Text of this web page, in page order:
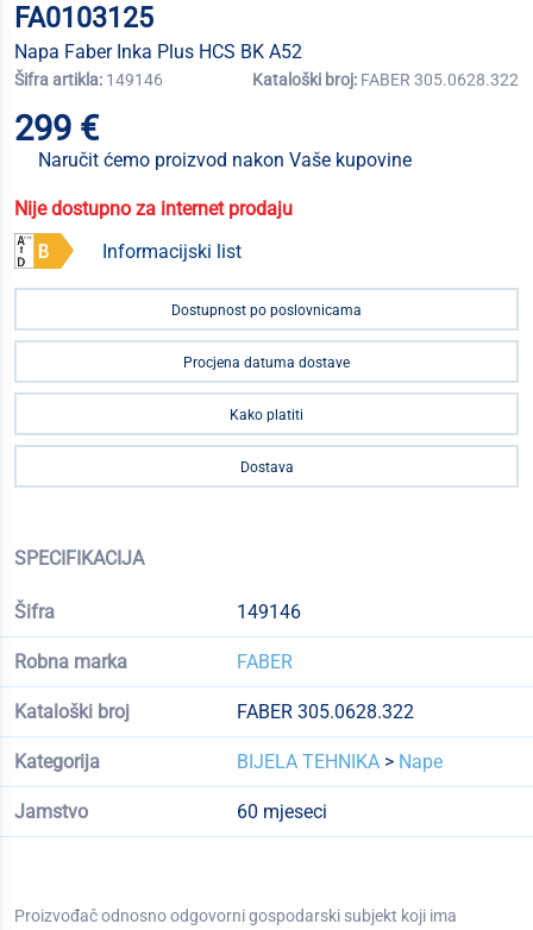
FA0103125
Napa Faber Inka Plus HCS BK A52
Šifra artikla: 149146 Kataloški broj: FABER 305.0628.322
299 €
Naručit ćemo proizvod nakon Vaše kupovine
Nije dostupno za internet prodaju
Informacijski list
Dostupnost po poslovnicama
Procjena datuma dostave
Kako platiti
Dostava
SPECIFIKACIJA
Šifra 149146
Robna marka FABER
Kataloški broj FABER 305.0628.322
Kategorija BIJELA TEHNIKA> Nape
Jamstvo 60 mjeseci
Proizvođač odnosno odgovorni gospodarski subjekt koji ima